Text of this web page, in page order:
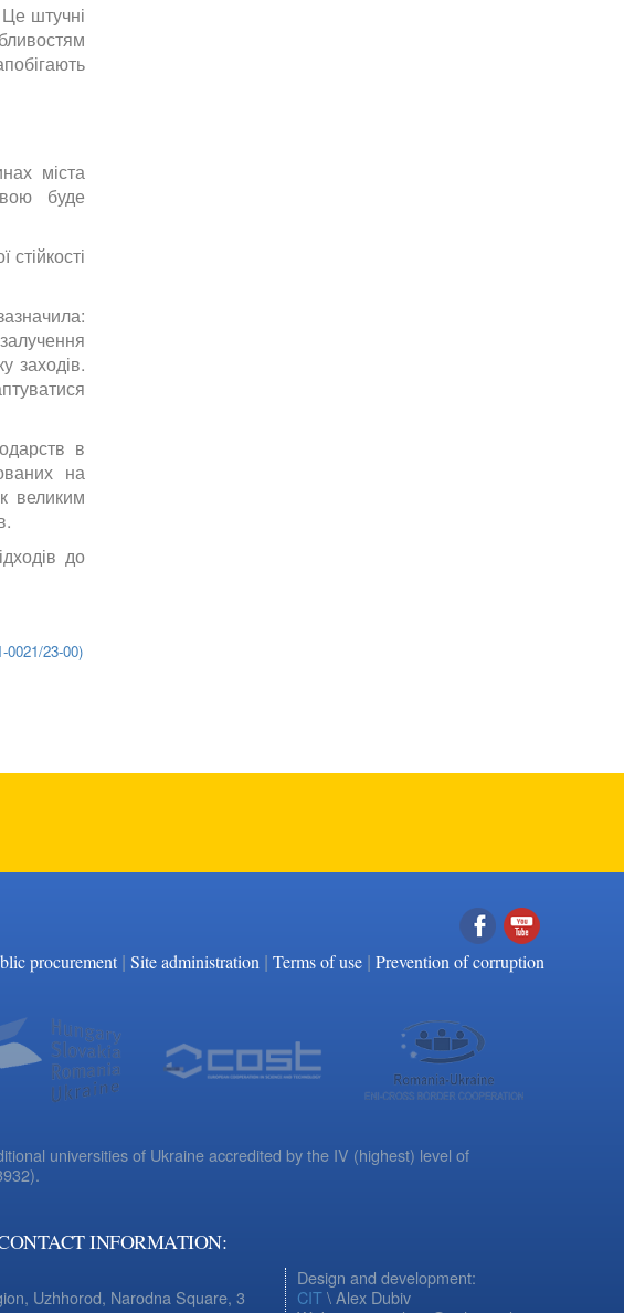
штучні
міста
буде
заходів.
в
на
великим
до
23-00)
Facebook
YouTube
procurement| Site administration | Terms of use | Prevention of corruption
universities of Ukraine accredited by the IV (highest) level of
INFORMATION:
Uzhhorod, Narodna Square, 3
Design and development:
CIT\ Alex Dubiv